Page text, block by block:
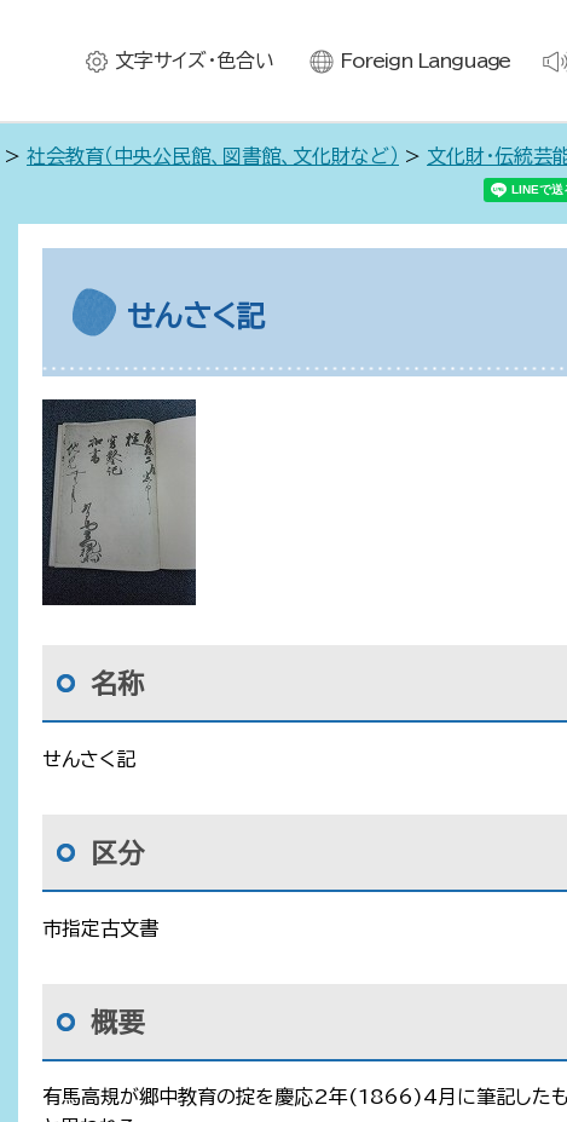
文字サイズ・色合い Foreign Language
> 社会教育（中央公民館、図書館、文化財など） > 文化財・伝統芸
せんさく記
名称
せんさく記
区分
市指定古文書
概要
有馬高規が郷中教育の掟を慶応2年(1866)4月に筆記したも